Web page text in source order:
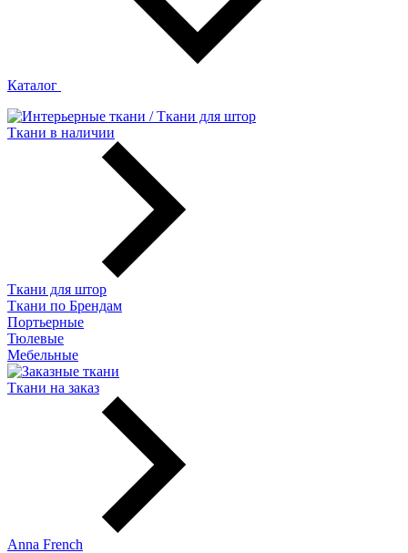
Каталог
Ткани в наличии
Ткани для штор
Ткани по Брендам
Портьерные
Тюлевые
Мебельные
Ткани на заказ
Anna French